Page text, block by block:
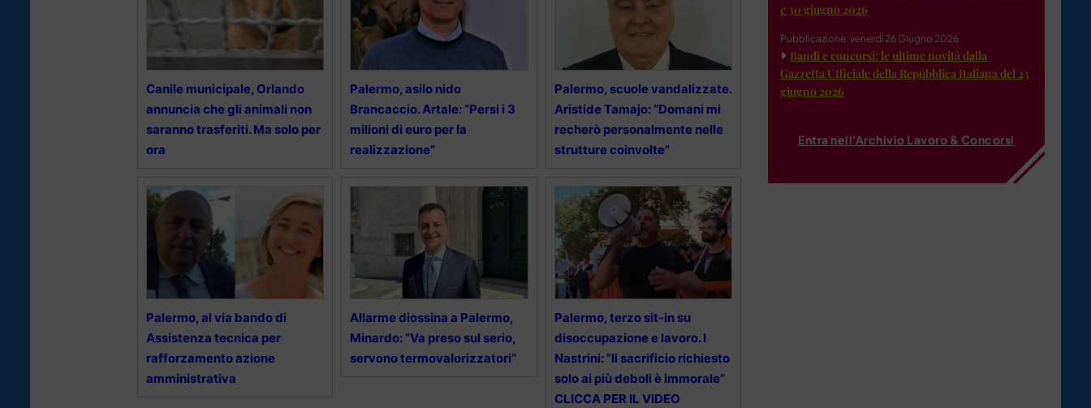
Canile municipale, Orlando
annuncia che gli animali non
saranno trasferiti. Ma solo per
ora
Palermo, asilo nido
Brancaccio. Artale: “Persi i 3
milioni di euro per la
realizzazione”
Palermo, scuole vandalizzate.
Aristide Tamajo: “Domani mi
recherò personalmente nelle
strutture coinvolte”
Palermo, al via bando di
Assistenza tecnica per
rafforzamento azione
amministrativa
Allarme diossina a Palermo,
Minardo: “Va preso sul serio,
servono termovalorizzatori”
Palermo, terzo sit-in su
disoccupazione e lavoro. I
Nastrini: “Il sacrificio richiesto
solo ai più deboli è immorale”
CLICCA PER IL VIDEO
e 30 giugno 2026
Pubblicazione: venerdì 26 Giugno 2026
Bandi e concorsi: le ultime novità dalla
Gazzetta Ufficiale della Repubblica Italiana del 23
giugno 2026
Entra nell'Archivio Lavoro & Concorsi